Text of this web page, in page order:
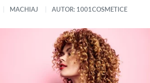
MACHIAJ AUTOR: 1001COSMETICE